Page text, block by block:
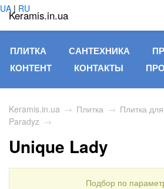
Keramis.in.ua
UA | RU
ПЛИТКА САНТЕХНИКА
КОНТЕНТ
КОНТАКТЫ
Keramis.in.ua → Плитка → Плитка
Paradyz →
Unique Lady
Подбор по